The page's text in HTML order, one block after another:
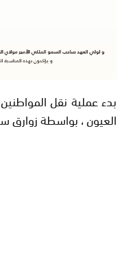
بدء عملية نقل
العيون ، بواسطة زوارق